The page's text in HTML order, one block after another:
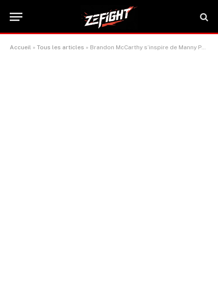
Accueil » Tous les articles » Brandon McCarthy s’inspire de Manny Pacquiao pour poursuivre son rêve